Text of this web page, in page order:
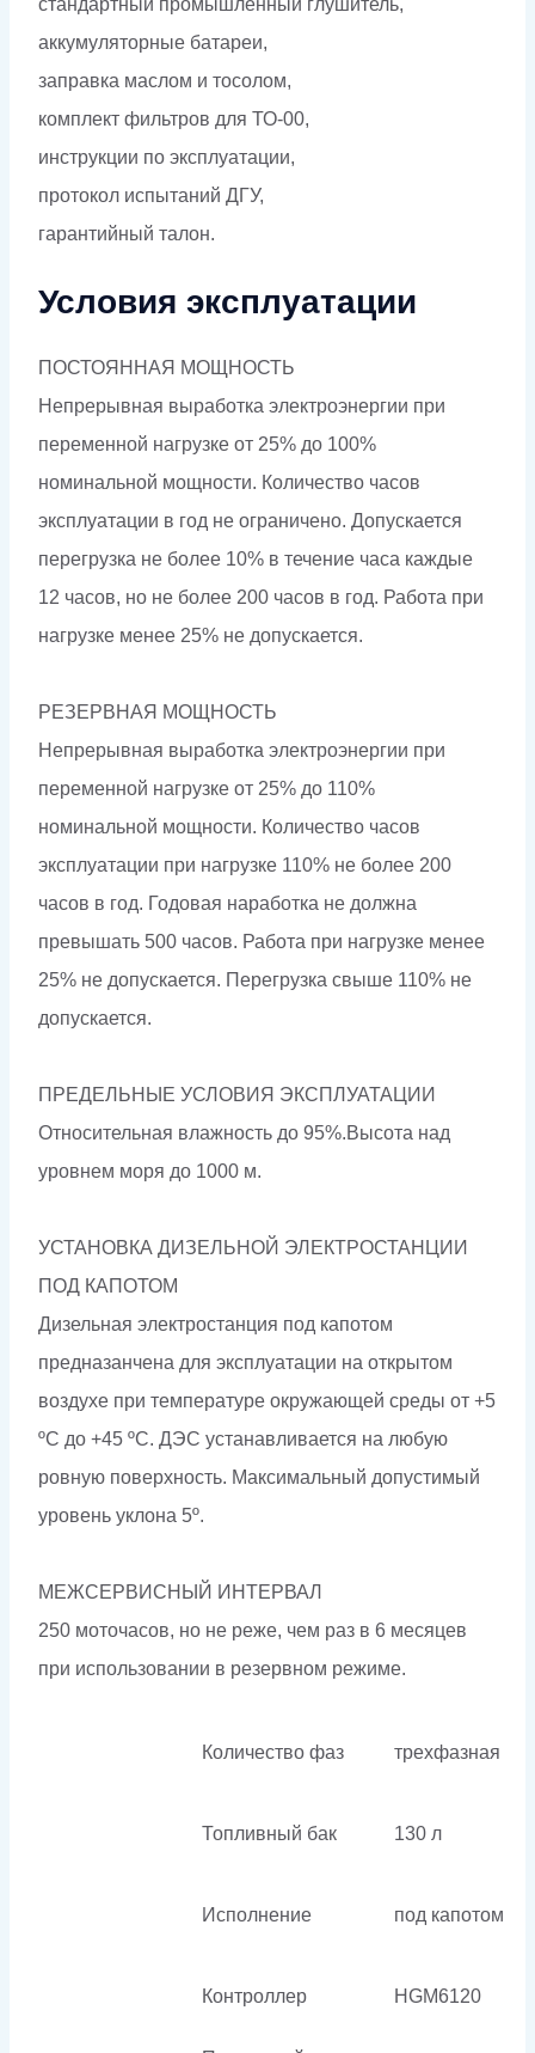
стандартный промышленный глушитель,
аккумуляторные батареи,
заправка маслом и тосолом,
комплект фильтров для ТО-00,
инструкции по эксплуатации,
протокол испытаний ДГУ,
гарантийный талон.
Условия эксплуатации
ПОСТОЯННАЯ МОЩНОСТЬ
Непрерывная выработка электроэнергии при
переменной нагрузке от 25% до 100%
номинальной мощности. Количество часов
эксплуатации в год не ограничено. Допускается
перегрузка не более 10% в течение часа каждые
12 часов, но не более 200 часов в год. Работа при
нагрузке менее 25% не допускается.
РЕЗЕРВНАЯ МОЩНОСТЬ
Непрерывная выработка электроэнергии при
переменной нагрузке от 25% до 110%
номинальной мощности. Количество часов
эксплуатации при нагрузке 110% не более 200
часов в год. Годовая наработка не должна
превышать 500 часов. Работа при нагрузке менее
25% не допускается. Перегрузка свыше 110% не
допускается.
ПРЕДЕЛЬНЫЕ УСЛОВИЯ ЭКСПЛУАТАЦИИ
Относительная влажность до 95%.Высота над
уровнем моря до 1000 м.
УСТАНОВКА ДИЗЕЛЬНОЙ ЭЛЕКТРОСТАНЦИИ
ПОД КАПОТОМ
Дизельная электростанция под капотом
предназанчена для эксплуатации на открытом
воздухе при температуре окружающей среды от +5
ºС до +45 ºС. ДЭС устанавливается на любую
ровную поверхность. Максимальный допустимый
уровень уклона 5º.
МЕЖСЕРВИСНЫЙ ИНТЕРВАЛ
250 моточасов, но не реже, чем раз в 6 месяцев
при использовании в резервном режиме.
Количество фаз трехфазная
Топливный бак 130 л
Исполнение под капотом
Контроллер HGM6120